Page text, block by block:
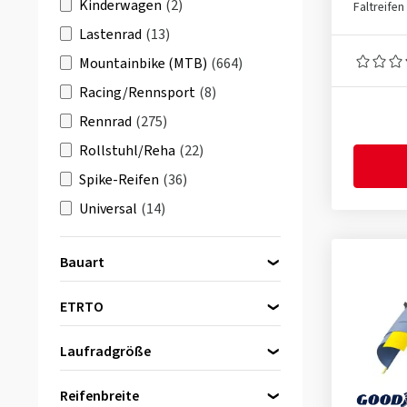
G-ONE BITE(1)
G-ONE SPEED (2)
G-ONE ULTRABITE (4)
Gravel Chaser
HS473 (12)
HS611 (11)
HS622(4)
Rambler(2)
RAMBLER
RAVAGER(1)
Reaver (2)
Kinderwagen (2)
Lastenrad (13)
Mountainbike (MTB) (664)
Racing/Rennsport (8)
Rennrad (275)
Rollstuhl/Reha (22)
Spike-Reifen (36)
Universal (14)
Bauart
Faltreifen(105)
ETRTO
30-584
Laufradgröße
Reifenbreite
Faltreifen